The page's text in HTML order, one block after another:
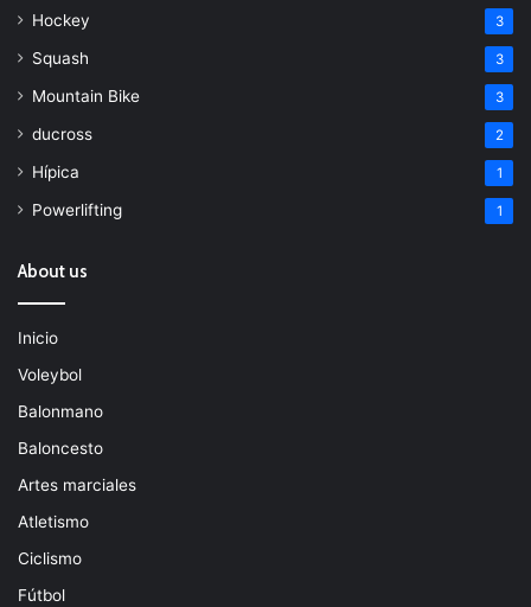
Hockey 3
Squash 3
Mountain Bike 3
ducross 2
Hípica 1
Powerlifting 1
About us
Inicio
Voleybol
Balonmano
Baloncesto
Artes marciales
Atletismo
Ciclismo
Fútbol